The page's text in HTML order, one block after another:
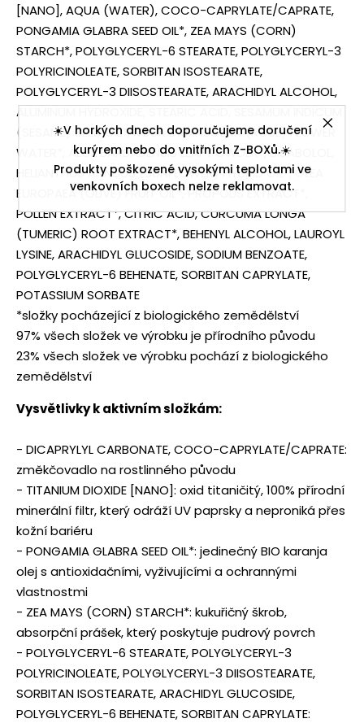
☀️V horkých dnech doporučujeme doručení
kurýrem nebo do vnitřních Z-BOXů.☀️
Produkty poškozené vysokými teplotami ve
venkovních boxech nelze reklamovat.
[NANO], AQUA (WATER), COCO-CAPRYLATE/CAPRATE,
PONGAMIA GLABRA SEED OIL*, ZEA MAYS (CORN)
STARCH*, POLYGLYCERYL-6 STEARATE, POLYGLYCERYL-3
POLYRICINOLEATE, SORBITAN ISOSTEARATE,
POLYGLYCERYL-3 DIISOSTEARATE, ARACHIDYL ALCOHOL,
ALUMINUM HYDROXIDE, STEARIC ACID, SESAMUM INDICUM
(SESAME) SEED OIL*, ROSA DAMASCENA (ROSE) FLOWER
WATER*, ALOE BARBADENSIS LEAF POWDER*, BISABOLOL,
HELIANTHUS ANNUUS (SUNFLOWER) HYBRID OIL*, OLEA
EUROPAEA (OLIVE) FRUIT OIL*, PROPOLIS EXTRACT*,
POLLEN EXTRACT*, CITRIC ACID, CURCUMA LONGA
(TUMERIC) ROOT EXTRACT*, BEHENYL ALCOHOL, LAUROYL
LYSINE, ARACHIDYL GLUCOSIDE, SODIUM BENZOATE,
POLYGLYCERYL-6 BEHENATE, SORBITAN CAPRYLATE,
POTASSIUM SORBATE
*složky pocházející z biologického zemědělství
97% všech složek ve výrobku je přírodního původu
23% všech složek ve výrobku pochází z biologického
zemědělství
Vysvětlivky k aktivním složkám:
- DICAPRYLYL CARBONATE, COCO-CAPRYLATE/CAPRATE:
změkčovadlo na rostlinného původu
- TITANIUM DIOXIDE [NANO]: oxid titaničitý, 100% přírodní
minerální filtr, který odráží UV paprsky a neproniká přes
kožní bariéru
- PONGAMIA GLABRA SEED OIL*: jedinečný BIO karanja
olej s antioxidačními, vyživujícími a ochrannými
vlastnostmi
- ZEA MAYS (CORN) STARCH*: kukuřičný škrob,
absorpční prášek, který poskytuje pudrový povrch
- POLYGLYCERYL-6 STEARATE, POLYGLYCERYL-3
POLYRICINOLEATE, POLYGLYCERYL-3 DIISOSTEARATE,
SORBITAN ISOSTEARATE, ARACHIDYL GLUCOSIDE,
POLYGLYCERYL-6 BEHENATE, SORBITAN CAPRYLATE: